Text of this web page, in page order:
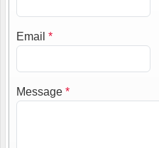
Email *
Message *